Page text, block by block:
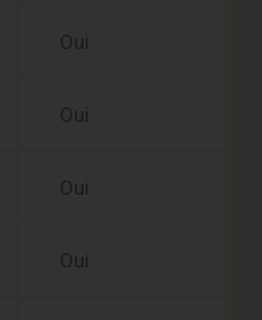
Oui
Oui
Oui
Oui